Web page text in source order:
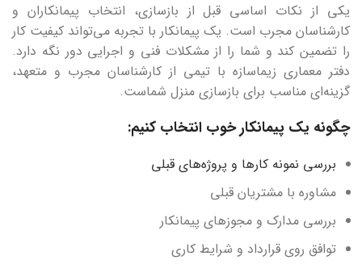
یکی از نکات اساسی قبل از بازسازی، انتخاب پیمانکاران و
کارشناسان مجرب است. یک پیمانکار با تجربه می‌تواند کیفیت کار
را تضمین کند و شما را از مشکلات فنی و اجرایی دور نگه دارد.
دفتر معماری زیماسازه با تیمی از کارشناسان مجرب و متعهد،
گزینه‌ای مناسب برای بازسازی منزل شماست.
چگونه یک پیمانکار خوب انتخاب کنیم:
بررسی نمونه کارها و پروژه‌های قبلی
مشاوره با مشتریان قبلی
بررسی مدارک و مجوزهای پیمانکار
توافق روی قرارداد و شرایط کاری